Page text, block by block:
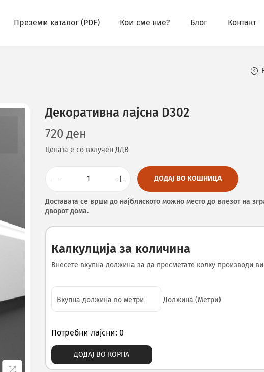
Преземи каталог (PDF) Кои сме ние? Блог Контакт
Декоративна лајсна D302
720 ден
Цената е со вклучен ДДВ
ДОДАЈ ВО КОШНИЦА
Доставата се врши до најблиското можно место до влезот на
дворот дома.
Калкулција за количина
Внесете вкупна должина за да пресметате колку производи
Должина (Метри)
Потребни лајсни: 0
ДОДАЈ ВО КОРПА